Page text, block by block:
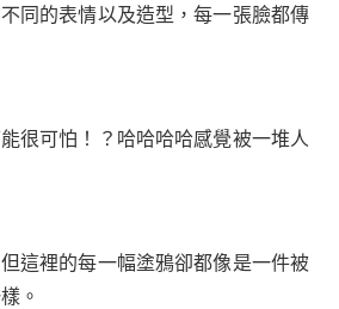
同的表情以及造型，每一張臉都傳
很可怕！？哈哈哈哈感覺被一堆人
這裡的每一幅塗鴉卻都像是一件被
。